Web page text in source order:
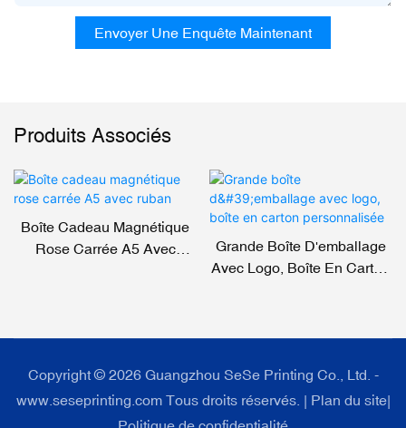
Envoyer Une Enquête Maintenant
Produits Associés
Boîte Cadeau Magnétique
Rose Carrée A5 Avec
Grande Boîte D'emballage
Avec Logo, Boîte En Carton
Copyright © 2026 Guangzhou SeSe Printing Co., Ltd. -
www.seseprinting.com Tous droits réservés. | Plan du site|